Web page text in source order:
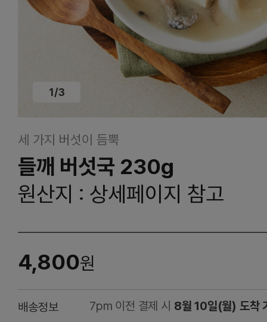
1/3
세 가지 버섯이 듬뿍
들깨 버섯국 230g
원산지 : 상세페이지 참고
4,800원
배송정보 7pm 이전 결제 시 8월 10일(월) 도착